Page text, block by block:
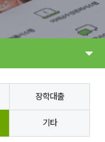
장학대출
기타